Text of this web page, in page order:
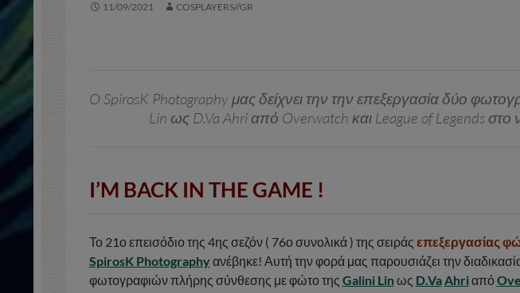
11/09/2021 COSPLAYERS//GR
O SpirosK Photography μας δείχνει την την επεξεργασία δύο
Lin ως D.Va Ahri από Overwatch και League of Legends στο
I’M BACK IN THE GAME !
Το 21ο επεισόδιο της 4ης σεζόν ( 76ο συνολικά ) της σειράς επεξεργασίας
SpirosK Photographyανέβηκε! Αυτή την φορά μας παρουσιάζει την
φωτογραφιών πλήρης σύνθεσης με φώτο της Galini Linως D.VaAhriαπό